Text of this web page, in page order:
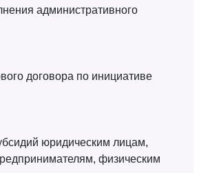
административного
договора по инициативе
юридическим лицам,
физическим